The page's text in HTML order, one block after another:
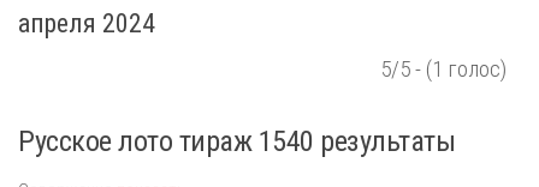
апреля 2024
5/5 - (1 голос)
Русское лото тираж 1540 результаты